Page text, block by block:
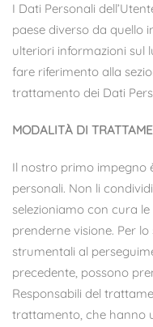
I Dati Personali
paese diverso da quello
ulteriori informazioni sul
fare riferimento alla
trattamento dei Dati
MODALITÀ DI
Il nostro primo impegno
personali. Non li
selezioniamo con cura
prenderne visione. Per
strumentali al
precedente, possono
Responsabili del
trattamento, che hanno